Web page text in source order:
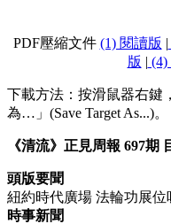
PDF壓縮文件 (1) 閱讀版 |
版 | (4)
下載方法：按滑鼠器右鍵
為…」(Save Target As...)。
《清流》正見周報 697期
頭版要聞
紐約時代廣場 法輪功展位
時事新聞